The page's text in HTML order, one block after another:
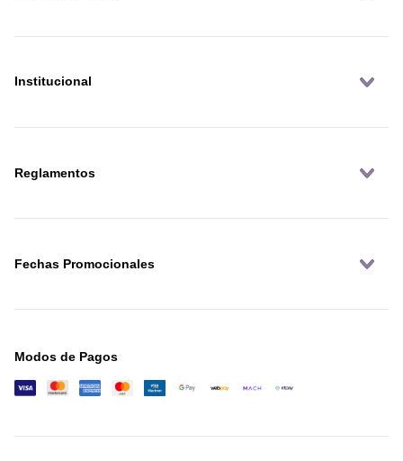
Institucional
Reglamentos
Fechas Promocionales
Modos de Pagos